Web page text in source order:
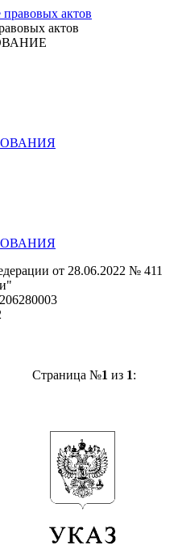
актов
от 28.06.2022 № 411
Страница №1 из 1: